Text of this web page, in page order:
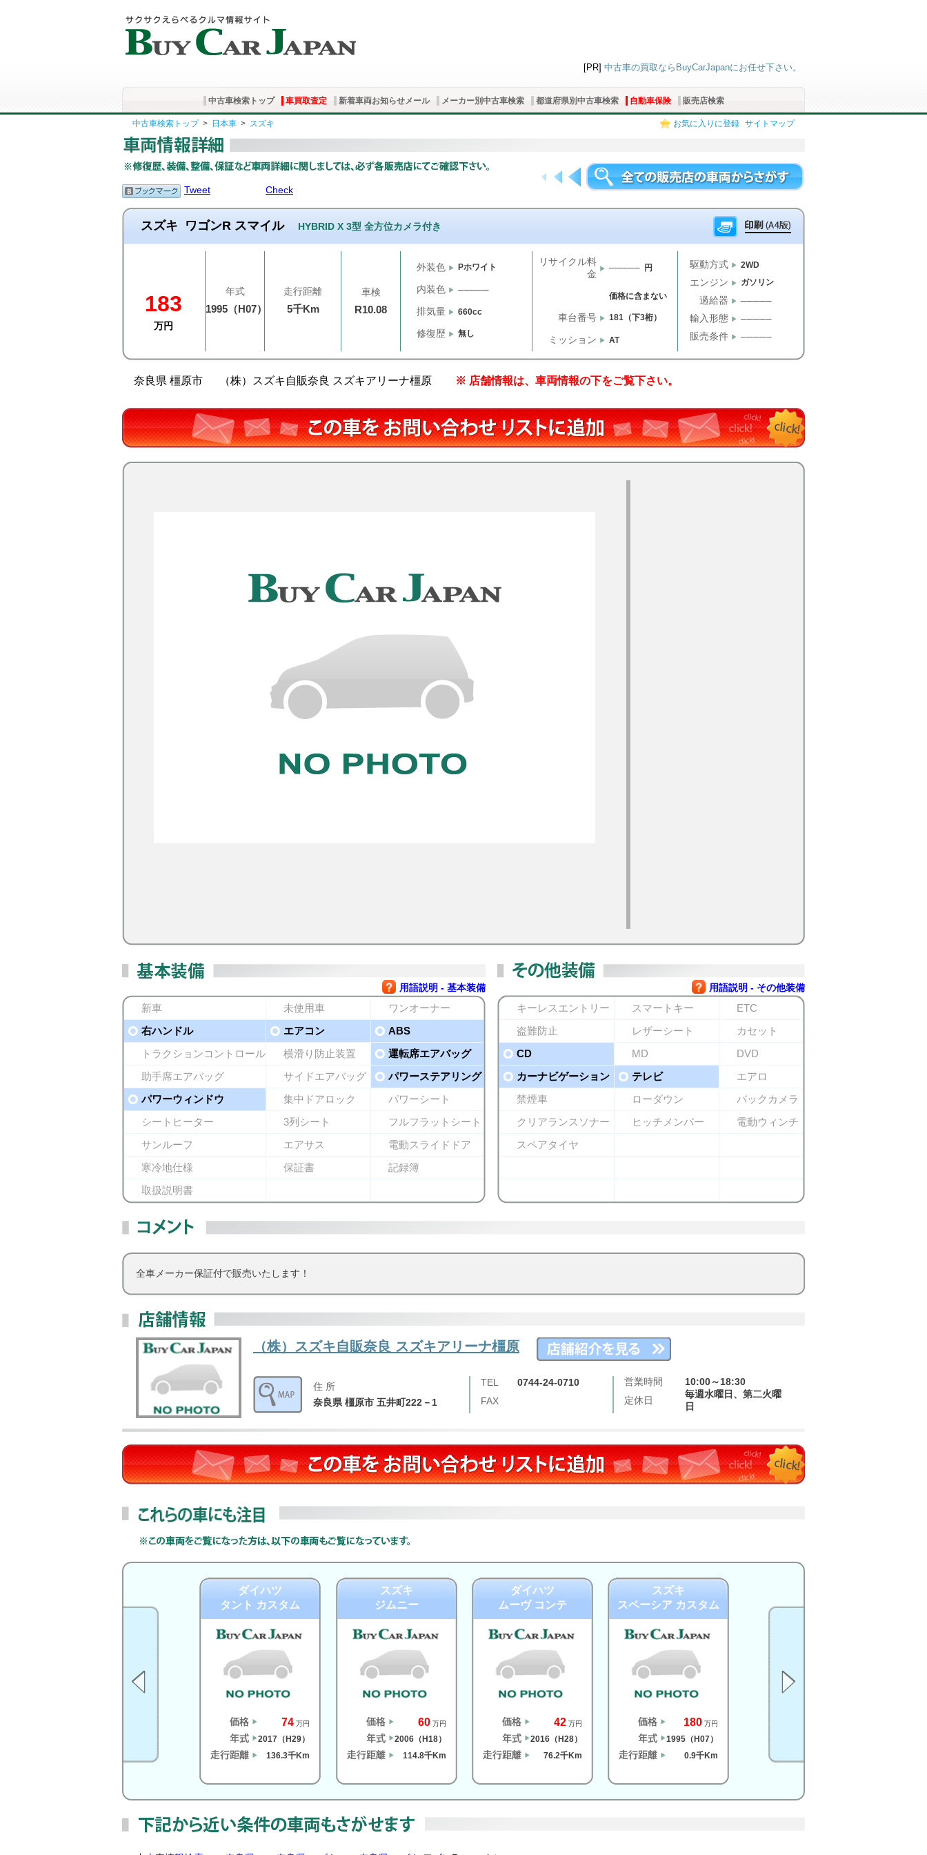
[PR] 中古車の買取ならBuyCarJapanにお任せ下さい。
中古車検索トップ 車買取査定 新着車両お知らせメール メーカー別中古車検索 都道府県別中古車検索 自動車保険 販売店検索
お気に入りに登録 サイトマップ
中古車検索トップ> 日本車 > スズキ
Tweet Check
スズキ ワゴンR スマイル HYBRID X 3型 全方位カメラ付き
183
万円
年式
1995（H07）
走行距離
5千Km
車検
R10.08
外装色 Pホワイト
内装色 ─────
排気量 660cc
修復歴 無し
リサイクル料
金
───── 円
価格に含まない
車台番号 181（下3桁）
ミッション AT
駆動方式 2WD
エンジン ガソリン
過給器 ─────
輸入形態 ─────
販売条件 ─────
奈良県 橿原市 （株）スズキ自販奈良 スズキアリーナ橿原 ※ 店舗情報は、車両情報の下をご覧下さい。
用語説明 - 基本装備
新車 未使用車
ワンオーナー
右ハンドル
エアコン
ABS
トラクションコントロール
横滑り防止装置
運転席エアバッグ
助手席エアバッグ
サイドエアバッグ
パワーステアリング
パワーウィンドウ
集中ドアロック
パワーシート
シートヒーター
3列シート
フルフラットシート
サンルーフ
エアサス
電動スライドドア
寒冷地仕様
保証書
記録簿
取扱説明書
用語説明 - その他装備
キーレスエントリー スマートキー
ETC
盗難防止
レザーシート
カセット
CD
MD
DVD
カーナビゲーション
テレビ
エアロ
禁煙車
ローダウン
バックカメラ
クリアランスソナー
ヒッチメンバー
電動ウィンチ
スペアタイヤ
全車メーカー保証付で販売いたします！
（株）スズキ自販奈良 スズキアリーナ橿原
住 所
奈良県 橿原市 五井町222－1
TEL 0744-24-0710 営業時間
10:00～18:30
FAX
定休日
毎週水曜日、第二火曜
日
ダイハツ
タント カスタム
74 万円
2017（H29）
136.3千Km
スズキ
ジムニー
60 万円
2006（H18）
114.8千Km
ダイハツ
ムーヴ コンテ
42 万円
2016（H28）
76.2千Km
スズキ
スペーシア カスタム
180 万円
1995（H07）
0.9千Km